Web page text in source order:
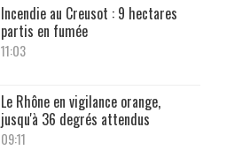
Incendie au Creusot : 9 hectares
partis en fumée
11:03
Le Rhône en vigilance orange,
jusqu'à 36 degrés attendus
09:11